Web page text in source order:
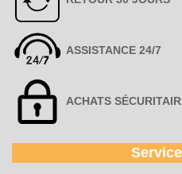
ASSISTANCE 24/7
ACHATS